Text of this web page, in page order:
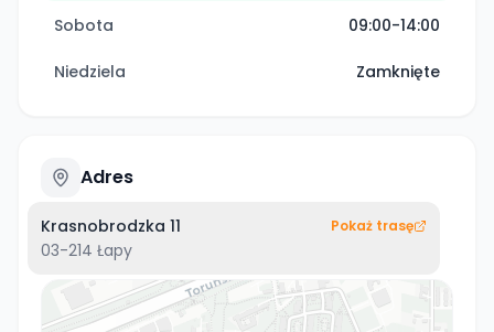
Sobota 09:00-14:00
Niedziela Zamknięte
Adres
Krasnobrodzka 11
03-214 Łapy
Pokaż trasę